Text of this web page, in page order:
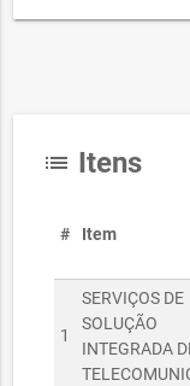
list Itens
# Item
1
SERVIÇOS DE
SOLUÇÃO
INTEGRADA